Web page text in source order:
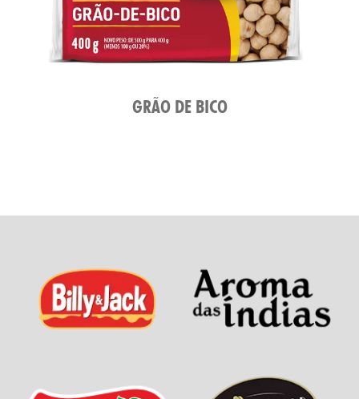
GRÃO DE BICO